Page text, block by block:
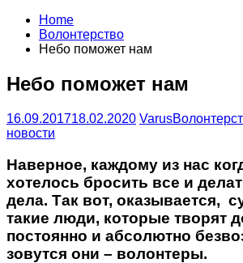
Home
Волонтерство
Небо поможет нам
Небо поможет нам
16.09.201718.02.2020 Varus
новости
Наверное, каждому из нас
хотелось бросить все и
дела. Так вот, оказывается,
такие люди, которые творят
постоянно и абсолютно
зовутся они – волонтеры.